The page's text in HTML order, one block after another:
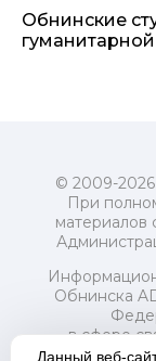
Обнинские
© 2009-
При
материалов
Обнинска
в сфере
и массовых
Данный веб-